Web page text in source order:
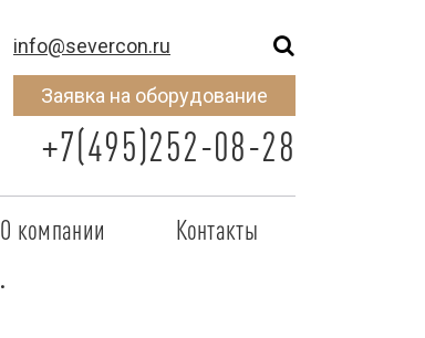
info@severcon.ru
Заявка на оборудование
+7(495)252-08-28
О компании Контакты